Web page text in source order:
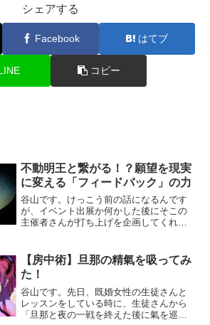
シェアする
Facebook はてブ
コピー
不動明王と繋がる！？願望を現実
に変える「フィードバック」の力
谷山です。けっこう前の話になるんです
が、イベント出展か何かした後にそこの
主催者さんが打ち上げを企画してくれて
ミングでとある方が僕のところにやって
きて「不動明王のエネルギ...
【房中術】旦那の精氣を吸ってみ
た！
谷山です。先日、既婚女性の生徒さんと
レッスンをしている時に、生徒さんから
「旦那と夜の一戦を終えた後に氣を巡ら